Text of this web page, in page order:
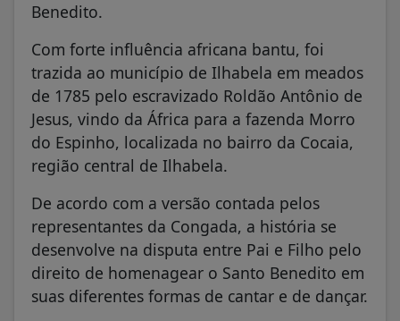
Benedito.
Com forte influência africana bantu, foi
trazida ao município de Ilhabela em meados
de 1785 pelo escravizado Roldão Antônio de
Jesus, vindo da África para a fazenda Morro
do Espinho, localizada no bairro da Cocaia,
região central de Ilhabela.
De acordo com a versão contada pelos
representantes da Congada, a história se
desenvolve na disputa entre Pai e Filho pelo
direito de homenagear o Santo Benedito em
suas diferentes formas de cantar e de dançar.